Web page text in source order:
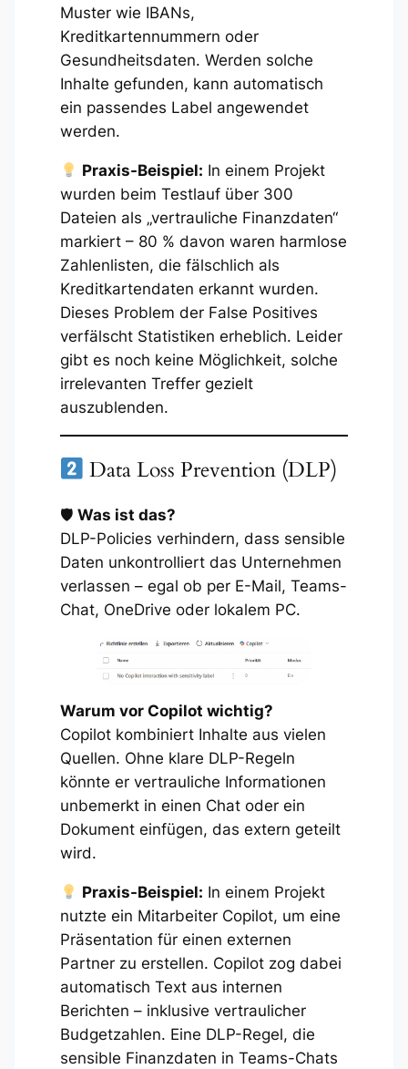
Muster wie IBANs,
Kreditkartennummern oder
Gesundheitsdaten. Werden solche
Inhalte gefunden, kann automatisch
ein passendes Label angewendet
werden.
Praxis-Beispiel: In einem Projekt
wurden beim Testlauf über 300
Dateien als „vertrauliche Finanzdaten“
markiert – 80 % davon waren harmlose
Zahlenlisten, die fälschlich als
Kreditkartendaten erkannt wurden.
Dieses Problem der False Positives
verfälscht Statistiken erheblich. Leider
gibt es noch keine Möglichkeit, solche
irrelevanten Treffer gezielt
auszublenden.
Data Loss Prevention (DLP)
🛡 Was ist das?
DLP-Policies verhindern, dass sensible
Daten unkontrolliert das Unternehmen
verlassen – egal ob per E-Mail, Teams-
Chat, OneDrive oder lokalem PC.
Warum vor Copilot wichtig?
Copilot kombiniert Inhalte aus vielen
Quellen. Ohne klare DLP-Regeln
könnte er vertrauliche Informationen
unbemerkt in einen Chat oder ein
Dokument einfügen, das extern geteilt
wird.
Praxis-Beispiel: In einem Projekt
nutzte ein Mitarbeiter Copilot, um eine
Präsentation für einen externen
Partner zu erstellen. Copilot zog dabei
automatisch Text aus internen
Berichten – inklusive vertraulicher
Budgetzahlen. Eine DLP-Regel, die
sensible Finanzdaten in Teams-Chats